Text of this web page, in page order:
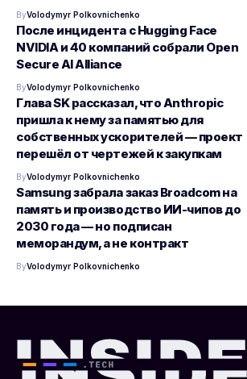
ByVolodymyr Polkovnichenko
После инцидента с Hugging Face
NVIDIA и 40 компаний собрали Open
Secure AI Alliance
ByVolodymyr Polkovnichenko
Глава SK рассказал, что Anthropic
пришла к нему за памятью для
собственных ускорителей — проект
перешёл от чертежей к закупкам
ByVolodymyr Polkovnichenko
Samsung забрала заказ Broadcom на
память и производство ИИ-чипов до
2030 года — но подписан
меморандум, а не контракт
ByVolodymyr Polkovnichenko